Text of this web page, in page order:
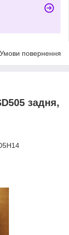
Умови повернення
задня,